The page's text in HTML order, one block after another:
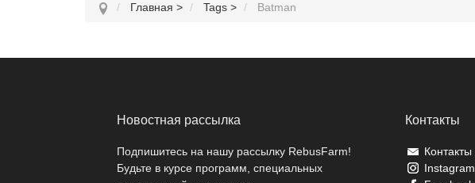
Главная > Tags > Batman
Новостная рассылка
Подпишитесь на нашу рассылку RebusFarm!
Будьте в курсе программ, специальных
Контакты
Контакты
Instagram